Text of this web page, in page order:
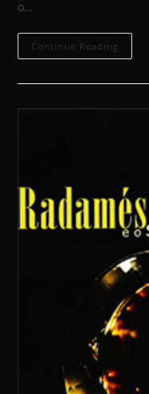
o…
Continue Reading